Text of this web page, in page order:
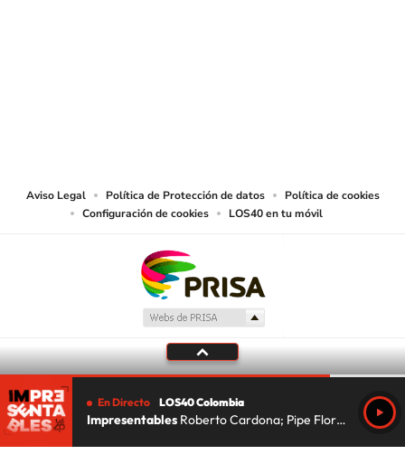
Aviso Legal Política de Protección de datos
Política de cookies
Configuración de cookies
LOS40 en tu móvil
En Directo LOS40 Colombia
Impresentables Roberto Cardona; Pipe Florez; Lu Da Silva